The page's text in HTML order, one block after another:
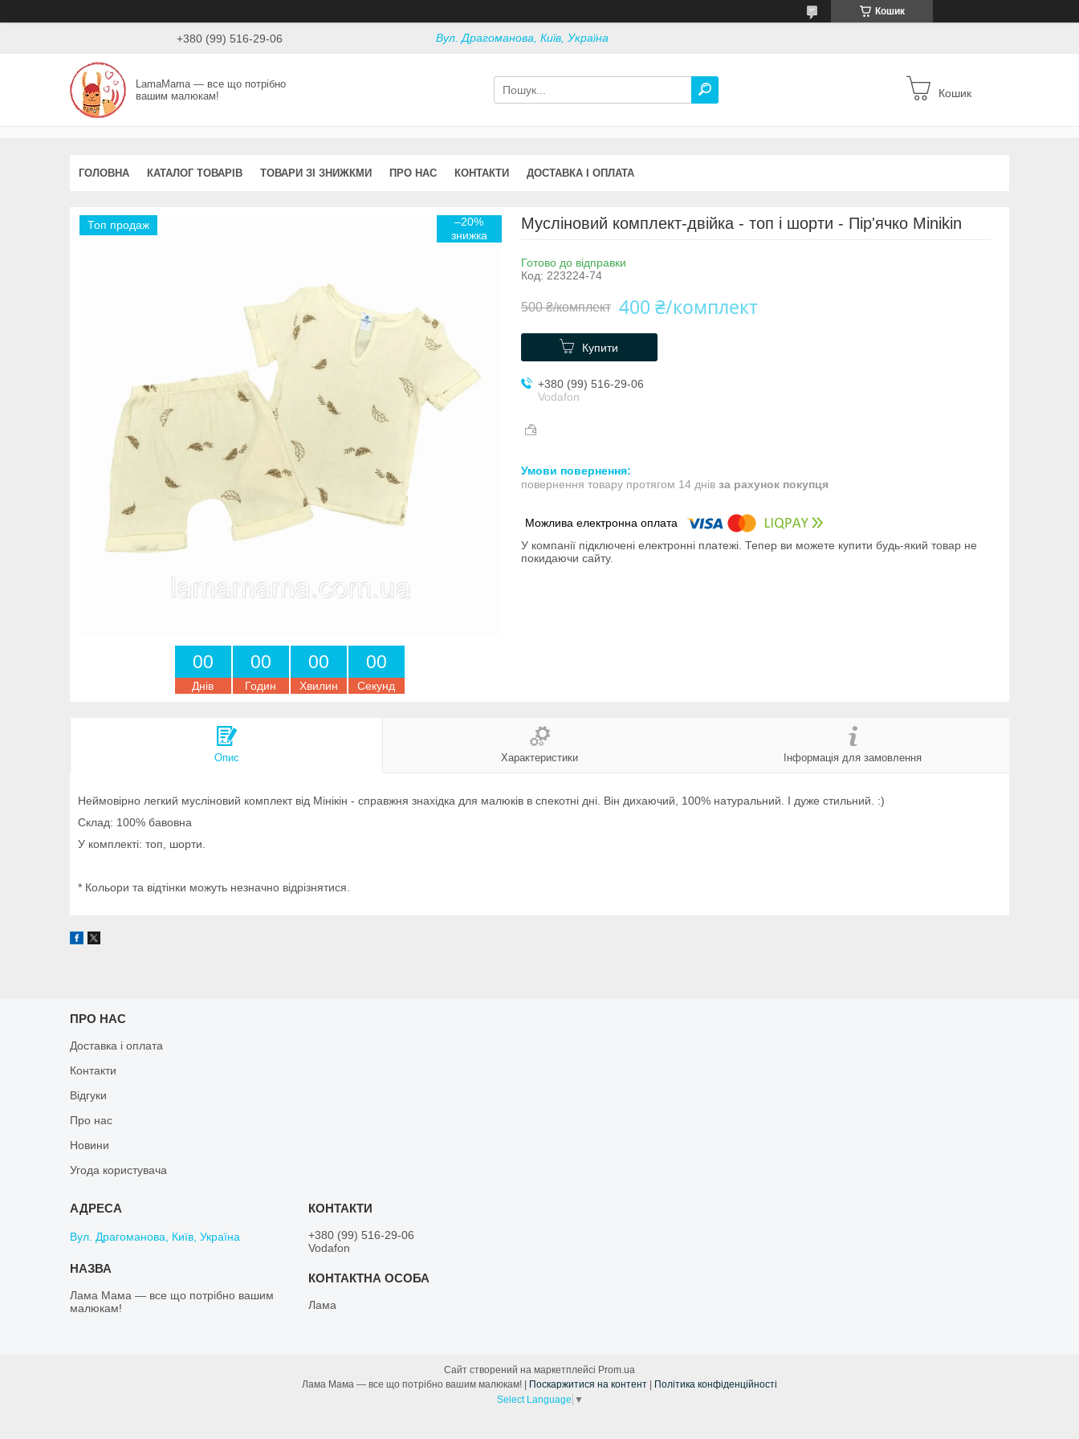
Кошик
+380 (99) 516-29-06 Вул. Драгоманова, Київ, Україна
LamaMama — все що потрібно
вашим малюкам!
Кошик
ГОЛОВНА КАТАЛОГ ТОВАРІВ ТОВАРИ ЗІ ЗНИЖКМИ ПРО НАС КОНТАКТИ ДОСТАВКА І ОПЛАТА
Топ продаж –20%
00
Днів
00
Годин
00
Хвилин
00
Секунд
Мусліновий комплект-двійка - топ і шорти - Пір'ячко Minikin
Готово до відправки
Код: 223224-74
500 ₴/комплект 400 ₴/комплект
Купити
+380 (99) 516-29-06
Vodafon
повернення товару протягом 14 днів за рахунок покупця
У компанії підключені електронні платежі. Тепер ви можете купити будь-який товар не
покидаючи сайту.
Опис Характеристики Інформація для замовлення
Неймовірно легкий мусліновий комплект від Мінікін - справжня знахідка для малюків в спекотні дні. Він дихаючий, 100% натуральний. І дуже стильний. :)
Склад: 100% бавовна
У комплекті: топ, шорти.
* Кольори та відтінки можуть незначно відрізнятися.
ПРО НАС
Доставка і оплата
Контакти
Відгуки
Про нас
Новини
Угода користувача
Вул. Драгоманова, Київ, Україна
Лама Мама — все що потрібно вашим
малюкам!
+380 (99) 516-29-06
Vodafon
Лама
Сайт створений на маркетплейсі Prom.ua
Поскаржитися на контент
Політика конфіденційності
Select Language ▼